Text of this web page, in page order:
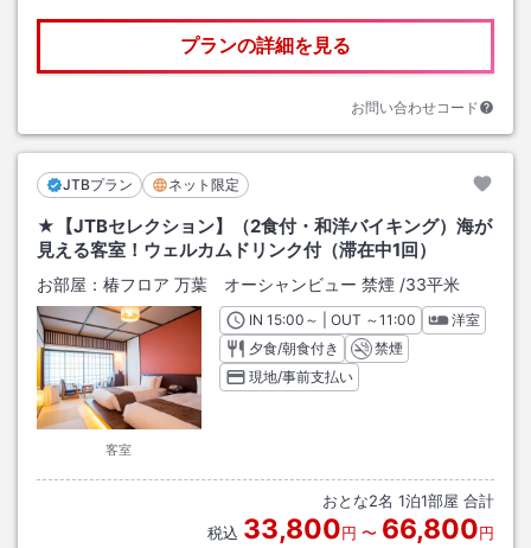
プランの詳細を見る
お問い合わせコード
JTBプラン ネット限定
★【JTBセレクション】（2食付・和洋バイキング）海が
見える客室！ウェルカムドリンク付（滞在中1回）
お部屋： 椿フロア 万葉 オーシャンビュー 禁煙 /33平米
客室
INチェックイン
15:00 ～ | OUT チェックアウト
～11:00
洋室
夕食/朝食付き
禁煙
現地/事前支払い
おとな2名 1泊1部屋 合計
税込 33,800円 〜 66,800円